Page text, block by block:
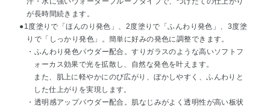
が長時間続きます。
●1度塗りで「ほんのり発色」、2度塗りで「ふんわり発色」、3度塗
りで「しっかり発色」。簡単に好みの発色に調整できます。
・ふんわり発色パウダー配合。すりガラスのような高いソフトフ
ォーカス効果で光を拡散し、自然な発色を叶えます。
また、肌上に軽やかにのび広がり、ぼかしやすく、ふんわりと
した仕上がりを実現します。
・透明感アップパウダー配合。肌なじみがよく透明性が高い板状